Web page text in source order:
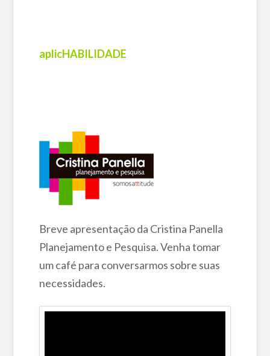
aplicHABILIDADE
Breve apresentação da Cristina Panella
Planejamento e Pesquisa. Venha tomar
um café para conversarmos sobre suas
necessidades.